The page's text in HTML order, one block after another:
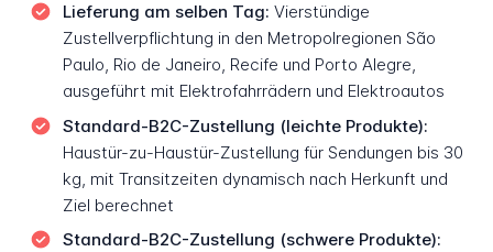
Lieferung am selben Tag: Vierstündige
Zustellverpflichtung in den Metropolregionen São
Paulo, Rio de Janeiro, Recife und Porto Alegre,
ausgeführt mit Elektrofahrrädern und Elektroautos
Standard-B2C-Zustellung (leichte Produkte):
Haustür-zu-Haustür-Zustellung für Sendungen bis 30
kg, mit Transitzeiten dynamisch nach Herkunft und
Ziel berechnet
Standard-B2C-Zustellung (schwere Produkte):